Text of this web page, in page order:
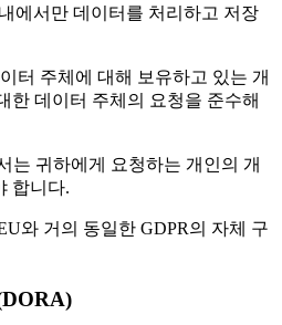
에서만 데이터를 처리하고 저장
터 주체에 대해 보유하고 있는 개
한 데이터 주체의 요청을 준수해
는 귀하에게 요청하는 개인의 개
합니다.
와 거의 동일한 GDPR의 자체 구